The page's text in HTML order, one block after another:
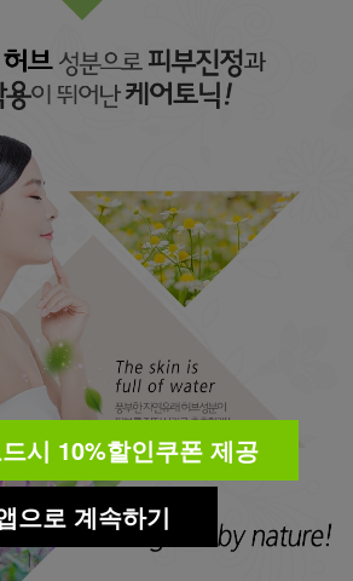
시 10%할인쿠폰 제공
으로 계속하기